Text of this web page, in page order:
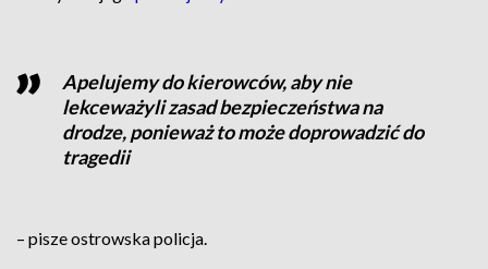
Apelujemy do kierowców, aby nie
lekceważyli zasad bezpieczeństwa na
drodze, ponieważ to może doprowadzić do
tragedii
– pisze ostrowska policja.